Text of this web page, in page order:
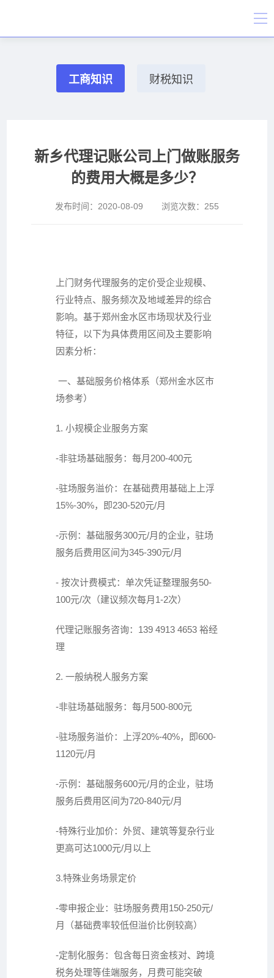
工商知识 财税知识
新乡代理记账公司上门做账服务
的费用大概是多少？
发布时间： 2020-08-09 浏览次数： 255
上门财务代理服务的定价受企业规模、
行业特点、服务频次及地域差异的综合
影响。基于郑州金水区市场现状及行业
特征，以下为具体费用区间及主要影响
因素分析：
一、基础服务价格体系（郑州金水区市
场参考）
1. 小规模企业服务方案
-非驻场基础服务：每月200-400元
-驻场服务溢价：在基础费用基础上上浮
15%-30%，即230-520元/月
-示例：基础服务300元/月的企业，驻场
服务后费用区间为345-390元/月
- 按次计费模式：单次凭证整理服务50-
100元/次（建议频次每月1-2次）
代理记账服务咨询：139 4913 4653 裕经
理
2. 一般纳税人服务方案
-非驻场基础服务：每月500-800元
-驻场服务溢价：上浮20%-40%，即600-
1120元/月
-示例：基础服务600元/月的企业，驻场
服务后费用区间为720-840元/月
-特殊行业加价：外贸、建筑等复杂行业
更高可达1000元/月以上
3.特殊业务场景定价
-零申报企业：驻场服务费用150-250元/
月（基础费率较低但溢价比例较高）
-定制化服务：包含每日资金核对、跨境
税务处理等佳端服务，月费可能突破